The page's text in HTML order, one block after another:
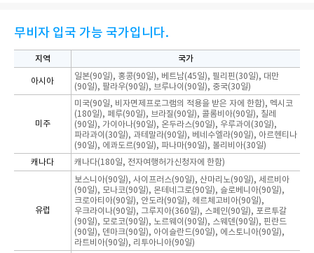
무비자 입국 가능 국가입니다.
지역 국가
아시아
일본(90일), 홍콩(90일), 베트남(45일), 필리핀(30일), 대만
(90일), 팔라우(90일), 브루나이(90일), 중국(30일)
미주
미국(90일, 비자면제프로그램의 적용을 받은 자에 한함), 멕시코
(180일), 페루(90일), 브라질(90일), 콜롬비아(90일), 칠레
(90일), 가이아나(90일), 온두라스(90일), 우루과이(30일),
파라과이(30일), 과테말라(90일), 베네수엘라(90일), 아르헨티나
(90일), 에콰도르(90일), 파나마(90일), 볼리비아(30일)
캐나다
캐나다(180일, 전자여행허가신청자에 한함)
유럽
보스니아(90일), 사이프러스(90일), 산마리노(90일), 세르비아
(90일), 모나코(90일), 몬테네그로(90일), 슬로베니아(90일),
크로아티아(90일), 안도라(90일), 헤르체고비아(90일),
우크라이나(90일), 그루지아(360일), 스페인(90일), 포르투갈
(90일), 모로코(90일), 노르웨이(90일), 스웨덴(90일), 핀란드
(90일), 덴마크(90일), 아이슬란드(90일), 에스토니아(90일),
라트비아(90일), 리투아니아(90일)